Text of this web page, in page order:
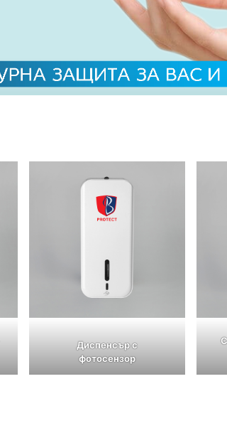
Диспенсър с
фотосензор